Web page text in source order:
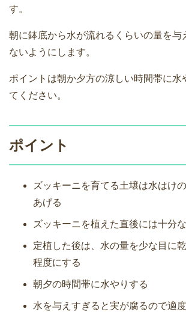
す。
朝に鉢底から水が流れるくらいの量を与
ないようにします。
ポイントは朝か夕方の涼しい時間帯に水
てください。
ポイント
ズッキーニを育てる土壌は水はけ
あげる
ズッキーニを植えた直後には十分
定植した後は、水の量を少な目に
程度にする
朝夕の時間帯に水やりする
水を与えすぎると実が腐るので適